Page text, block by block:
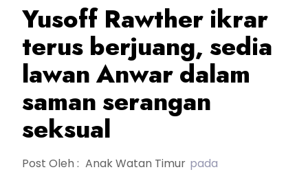
Yusoff Rawther ikrar
terus berjuang, sedia
lawan Anwar dalam
saman serangan
seksual
Post Oleh : Anak Watan Timur pada